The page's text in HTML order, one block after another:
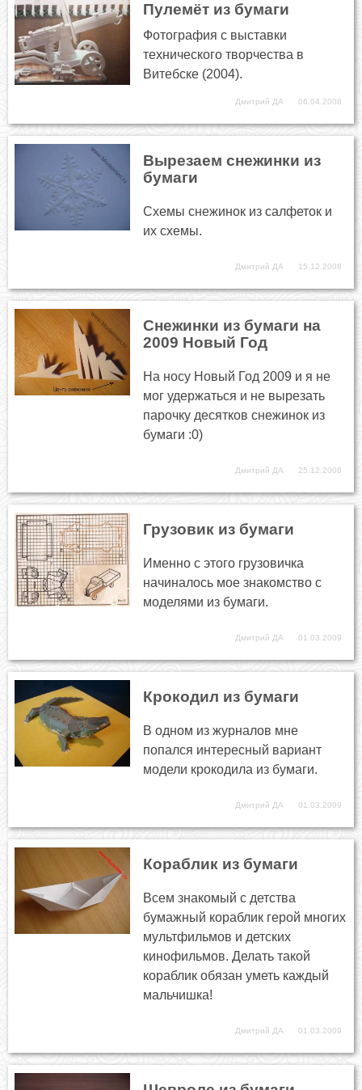
Пулемёт из бумаги
Фотография с выставки
технического творчества в
Витебске (2004).
Дмитрий ДА 06.04.2008
Вырезаем снежинки из
бумаги
Схемы снежинок из салфеток и
их схемы.
Дмитрий ДА 15.12.2008
Снежинки из бумаги на
2009 Новый Год
На носу Новый Год 2009 и я не
мог удержаться и не вырезать
парочку десятков снежинок из
бумаги :0)
Дмитрий ДА 25.12.2008
Грузовик из бумаги
Именно с этого грузовичка
начиналось мое знакомство с
моделями из бумаги.
Дмитрий ДА 01.03.2009
Крокодил из бумаги
В одном из журналов мне
попался интересный вариант
модели крокодила из бумаги.
Дмитрий ДА 01.03.2009
Кораблик из бумаги
Всем знакомый с детства
бумажный кораблик герой многих
мультфильмов и детских
кинофильмов. Делать такой
кораблик обязан уметь каждый
мальчишка!
Дмитрий ДА 01.03.2009